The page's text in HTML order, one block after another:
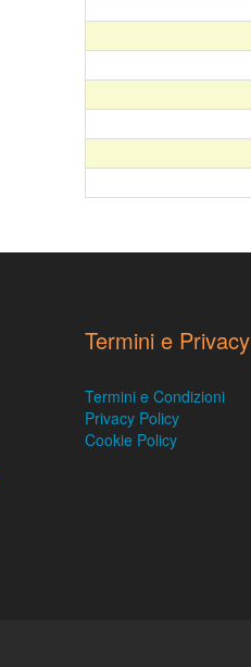
Termini e Privacy
Termini e Condizioni
Privacy Policy
Cookie Policy